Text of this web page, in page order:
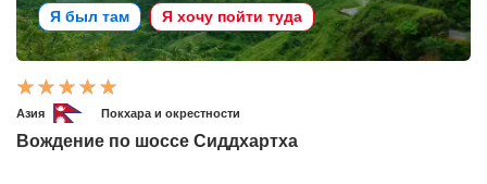
Я был там Я хочу пойти туда
Азия Покхара и окрестности
Вождение по шоссе Сиддхартха